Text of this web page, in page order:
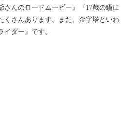
さんのロードムービー』『17歳の瞳に
くさんあります。また、金字塔といわ
ダー』です。